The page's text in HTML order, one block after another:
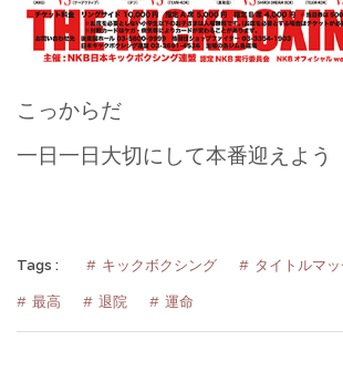
こっからだ
一日一日大切にして本番迎えよう
Tags : キックボクシング タイトルマッ
最高 退院 運命